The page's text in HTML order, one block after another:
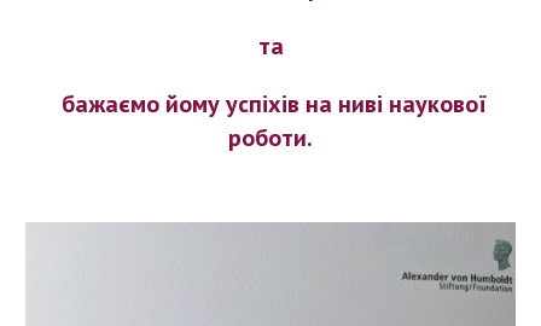
та
бажаємо йому успіхів на ниві наукової
роботи.